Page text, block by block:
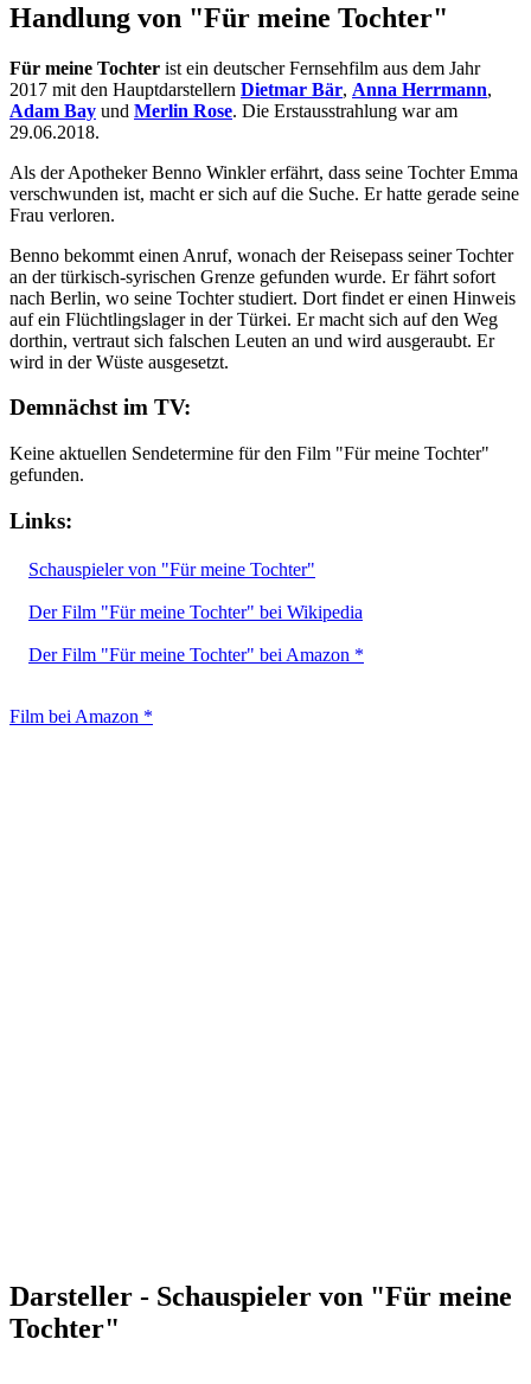
Handlung von "Für meine Tochter"
Für meine Tochter ist ein deutscher Fernsehfilm aus dem Jahr
2017 mit den Hauptdarstellern Dietmar Bär, Anna Herrmann,
Adam Bay und Merlin Rose. Die Erstausstrahlung war am
29.06.2018.
Als der Apotheker Benno Winkler erfährt, dass seine Tochter Emma
verschwunden ist, macht er sich auf die Suche. Er hatte gerade seine
Frau verloren.
Benno bekommt einen Anruf, wonach der Reisepass seiner Tochter
an der türkisch-syrischen Grenze gefunden wurde. Er fährt sofort
nach Berlin, wo seine Tochter studiert. Dort findet er einen Hinweis
auf ein Flüchtlingslager in der Türkei. Er macht sich auf den Weg
dorthin, vertraut sich falschen Leuten an und wird ausgeraubt. Er
wird in der Wüste ausgesetzt.
Demnächst im TV:
Keine aktuellen Sendetermine für den Film "Für meine Tochter"
gefunden.
Links:
Schauspieler von "Für meine Tochter"
Der Film "Für meine Tochter" bei Wikipedia
Der Film "Für meine Tochter" bei Amazon *
Film bei Amazon *
Darsteller - Schauspieler von "Für meine
Tochter"